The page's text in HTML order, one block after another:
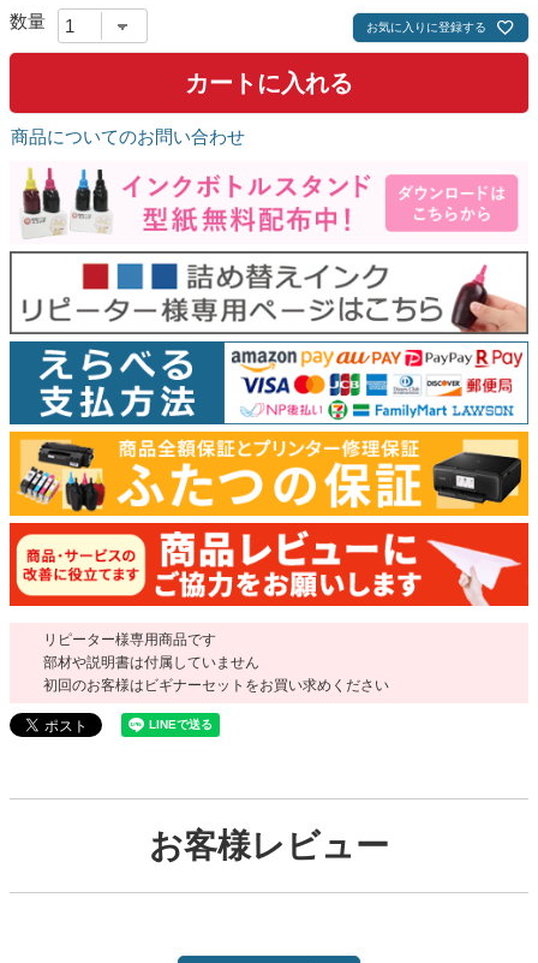
お気に入りに登録する
カートに入れる
商品についてのお問い合わせ
リピーター様専用商品です
部材や説明書は付属していません
初回のお客様はビギナーセットをお買い求めください
お客様レビュー